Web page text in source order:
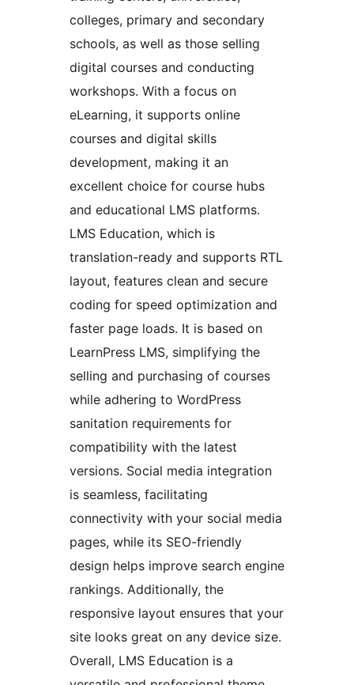
colleges, primary and secondary
schools, as well as those selling
digital courses and conducting
workshops. With a focus on
eLearning, it supports online
courses and digital skills
development, making it an
excellent choice for course hubs
and educational LMS platforms.
LMS Education, which is
translation-ready and supports RTL
layout, features clean and secure
coding for speed optimization and
faster page loads. It is based on
LearnPress LMS, simplifying the
selling and purchasing of courses
while adhering to WordPress
sanitation requirements for
compatibility with the latest
versions. Social media integration
is seamless, facilitating
connectivity with your social media
pages, while its SEO-friendly
design helps improve search engine
rankings. Additionally, the
responsive layout ensures that your
site looks great on any device size.
Overall, LMS Education is a